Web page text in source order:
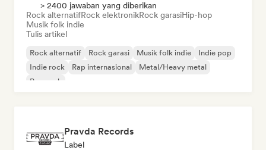
> 2400 jawaban yang diberikan
Rock alternatifRock elektronikRock garasiHip-hop
Musik folk indie
Tulis artikel
Rock alternatif Rock garasi Musik folk indie
Indie pop
Indie rock
Rap internasional
Metal/Heavy metal
Pop rock
Pravda Records
Label